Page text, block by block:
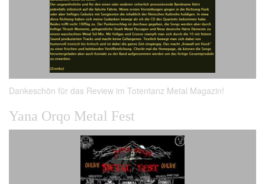
Dankeschön für das Review im Totentanz Metal Magazin!
Yana Orqo Metal Fest